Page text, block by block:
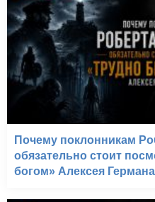
Почему поклонникам
обязательно стоит
богом» Алексея Германа